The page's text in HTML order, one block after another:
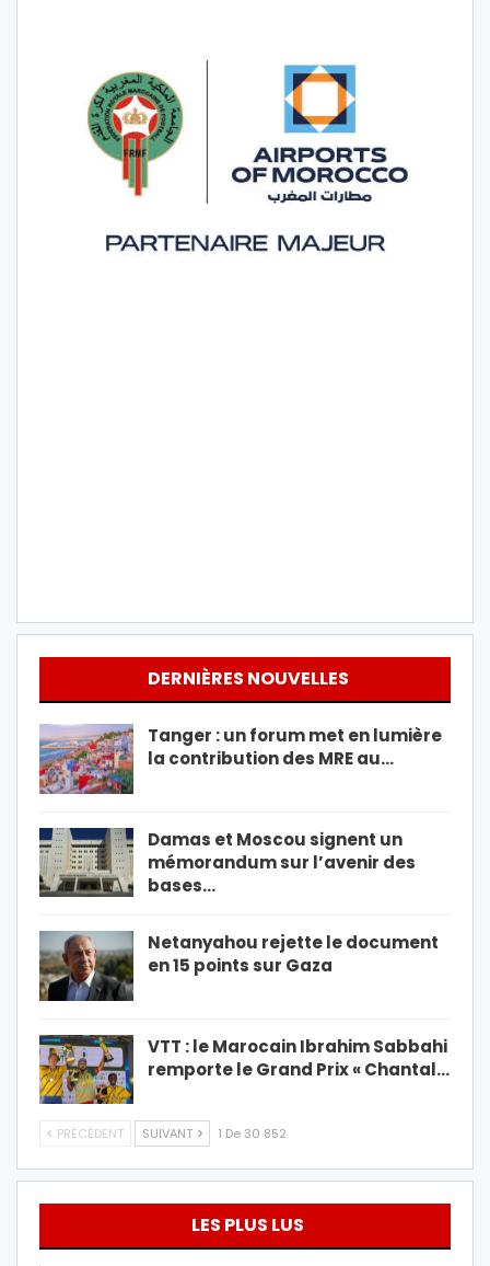
DERNIÈRES NOUVELLES
Tanger : un forum met en lumière
la contribution des MRE au…
Damas et Moscou signent un
mémorandum sur l’avenir des
bases…
Netanyahou rejette le document
en 15 points sur Gaza
VTT : le Marocain Ibrahim Sabbahi
remporte le Grand Prix « Chantal…
PRÉCÉDENT SUIVANT 1 De 30 852
LES PLUS LUS